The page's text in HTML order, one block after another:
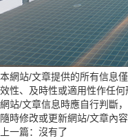
本網站/文章提供的所有信息
效性、及時性或適用性作任
網站/文章信息時應自行判斷
隨時修改或更新網站/文章內
上一篇：沒有了